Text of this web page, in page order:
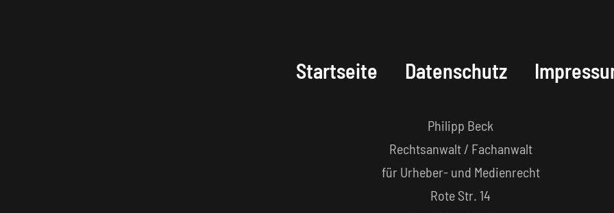
Startseite Datenschutz
Philipp Beck
Rechtsanwalt / Fachanwalt
für Urheber- und Medienrecht
Rote Str. 14